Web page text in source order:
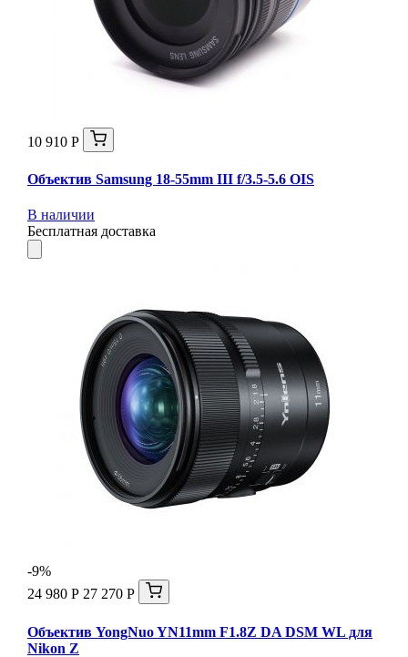
10 910 Р
Объектив Samsung 18-55mm III f/3.5-5.6 OIS
В наличии
Бесплатная доставка
-9%
24 980 Р 27 270 Р
Объектив YongNuo YN11mm F1.8Z DA DSM WL для
Nikon Z